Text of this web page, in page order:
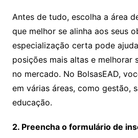
Antes de tudo, escolha a área
que melhor se alinha aos seus
especialização certa pode
posições mais altas e melhorar
no mercado. No BolsasEAD,
em várias áreas, como gestão,
educação.
2. Preencha o formulário de